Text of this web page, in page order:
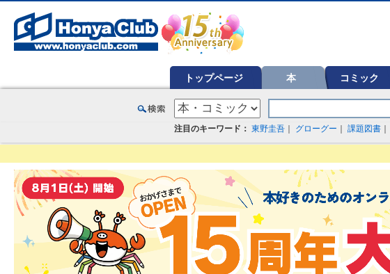
トップページ 本 コミック
注目のキーワード： 東野圭吾 グローグー 課題図書